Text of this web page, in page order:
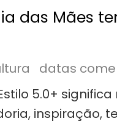
das Mães
datas
5.0+
inspiração,